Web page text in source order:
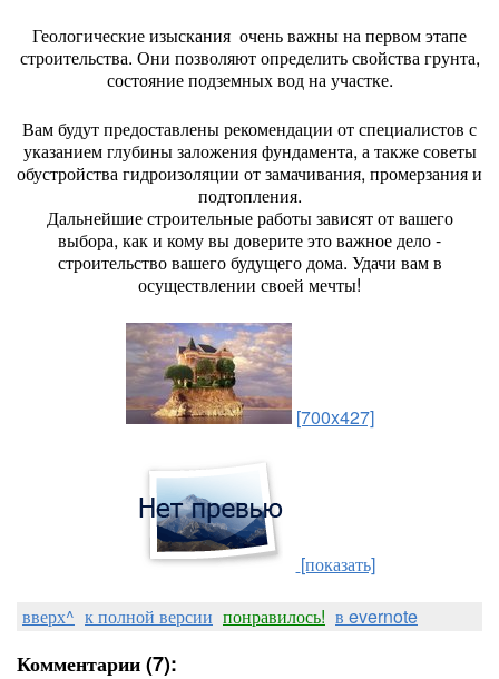
Геологические изыскания очень важны на первом этапе
строительства. Они позволяют определить свойства грунта,
состояние подземных вод на участке.
Вам будут предоставлены рекомендации от специалистов с
указанием глубины заложения фундамента, а также советы
обустройства гидроизоляции от замачивания, промерзания и
подтопления.
Дальнейшие строительные работы зависят от вашего
выбора, как и кому вы доверите это важное дело -
строительство вашего будущего дома. Удачи вам в
осуществлении своей мечты!
[700x427]
[показать]
вверх^ к полной версии понравилось! в evernote
Комментарии (7):